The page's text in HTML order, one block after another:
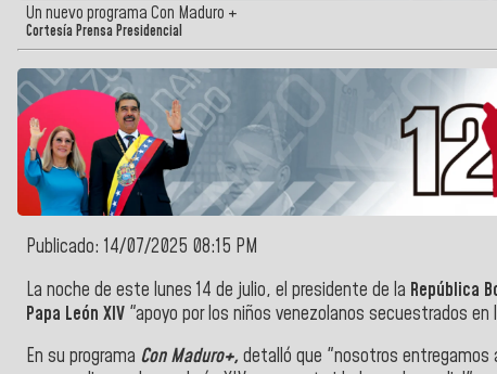
Un nuevo programa Con Maduro +
Cortesía Prensa Presidencial
Publicado: 14/07/2025 08:15 PM
La noche de este lunes 14 de julio, el presidente de la República
Papa León XIV "apoyo por los niños venezolanos secuestrados
En su programa Con Maduro+, detalló que "nosotros entregamos